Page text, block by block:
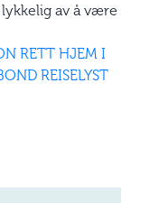
av å være
RETT HJEM I
REISELYST